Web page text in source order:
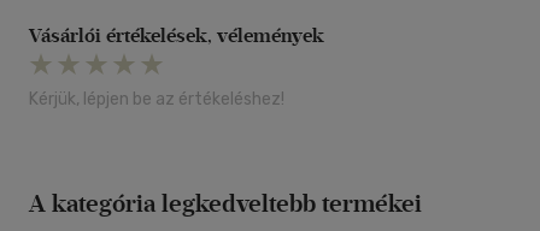
Vásárlói értékelések, vélemények
Kérjük, lépjen be az értékeléshez!
A kategória legkedveltebb termékei